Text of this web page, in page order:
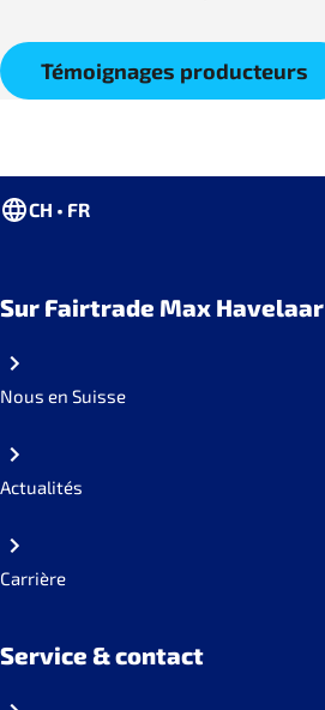
Témoignages producteurs
CH • FR
Sur Fairtrade Max Havelaar
Nous en Suisse
Actualités
Carrière
Service & contact